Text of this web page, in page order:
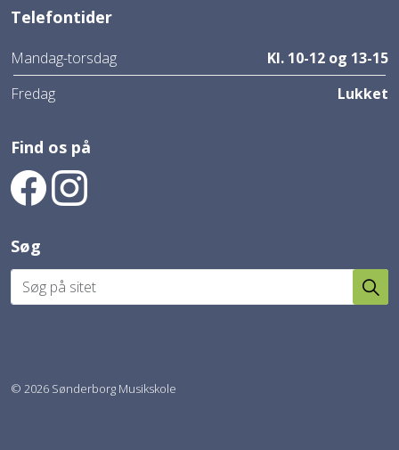
Telefontider
Mandag-torsdag
Kl. 10-12 og 13-15
Fredag
Lukket
Find os på
Søg
© 2026 Sønderborg Musikskole